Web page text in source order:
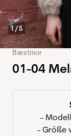
1 /5
Bæstmor
01-04
-
- Größe